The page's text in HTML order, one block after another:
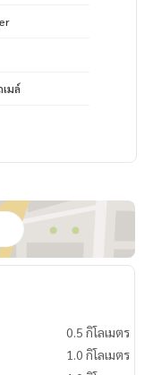
เมล์
0.5 กิโลเมตร
1.0 กิโลเมตร